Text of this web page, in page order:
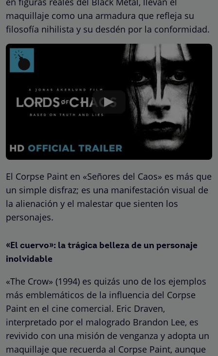
maquillaje como una armadura que refleja su
filosofía nihilista y su desdén por la conformidad.
El Corpse Paint en «Señores del Caos» es más que
un simple disfraz; es una manifestación visual de
la alienación y el malestar que sienten los
personajes.
«El cuervo»: la trágica belleza de un personaje
inolvidable
«The Crow» (1994) es quizás uno de los ejemplos
más emblemáticos de la influencia del Corpse
Paint en el cine comercial. Eric Draven,
interpretado por el malogrado Brandon Lee, es
revivido con una misión de venganza y adopta un
maquillaje que recuerda al Corpse Paint, aunque